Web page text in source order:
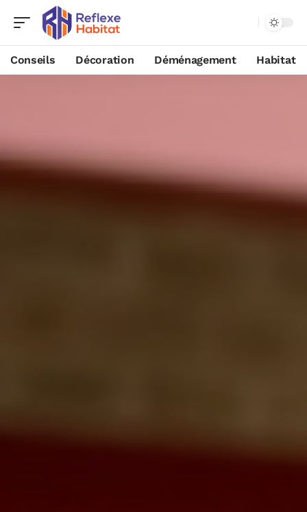
Conseils Décoration Déménagement Habitat